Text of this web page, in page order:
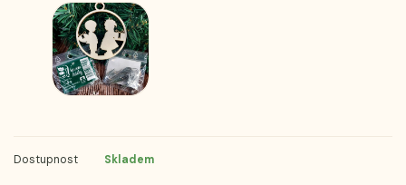
Dostupnost Skladem